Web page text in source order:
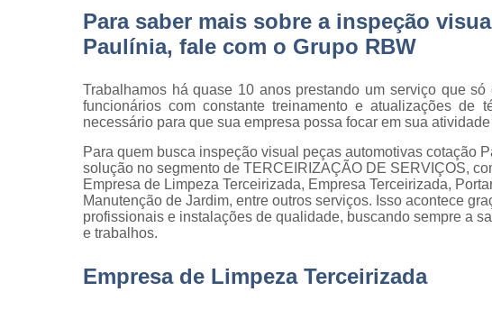
Empresas
terceirizadas
Gestões de
qualidade
peça
Inspeção de
recebimentos
Inspeções
Para saber mais sobre a inspeção
Paulínia, fale com o Grupo RBW
Trabalhamos há quase 10 anos prestando um serviço que
funcionários com constante treinamento e atualizações de
necessário para que sua empresa possa focar em sua
Para quem busca inspeção visual peças automotivas cotação
solução no segmento de TERCEIRIZAÇÃO DE SERVIÇOS,
Empresa de Limpeza Terceirizada, Empresa Terceirizada,
Manutenção de Jardim, entre outros serviços. Isso acontece
profissionais e instalações de qualidade, buscando sempre a
e trabalhos.
Empresa de Limpeza Terceirizada